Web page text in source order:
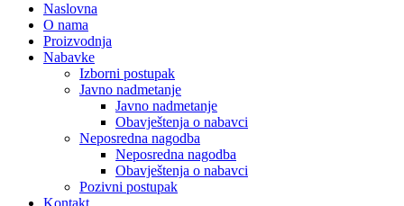
Naslovna
O nama
Proizvodnja
Nabavke
Izborni postupak
Javno nadmetanje
Javno nadmetanje
Obavještenja o nabavci
Neposredna nagodba
Neposredna nagodba
Obavještenja o nabavci
Pozivni postupak
Kontakt